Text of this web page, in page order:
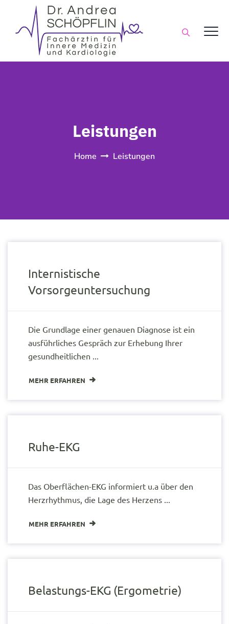
Leistungen
Home Leistungen
Internistische
Vorsorgeuntersuchung
Die Grundlage einer genauen Diagnose ist ein
ausführliches Gespräch zur Erhebung Ihrer
gesundheitlichen ...
MEHR ERFAHREN
Ruhe-EKG
Das Oberflächen-EKG informiert u.a über den
Herzrhythmus, die Lage des Herzens ...
MEHR ERFAHREN
Belastungs-EKG (Ergometrie)